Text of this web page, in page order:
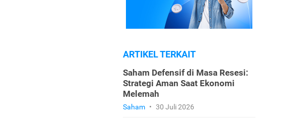
ARTIKEL TERKAIT
Saham Defensif di Masa Resesi:
Strategi Aman Saat Ekonomi
Melemah
Saham • 30 Juli 2026